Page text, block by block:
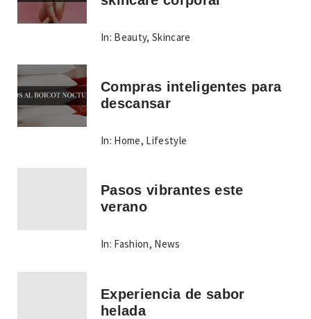
In: Beauty,Skincare
Compras inteligentes para
descansar
In: Home, Lifestyle
Pasos vibrantes este
verano
In: Fashion, News
Experiencia de sabor
helada